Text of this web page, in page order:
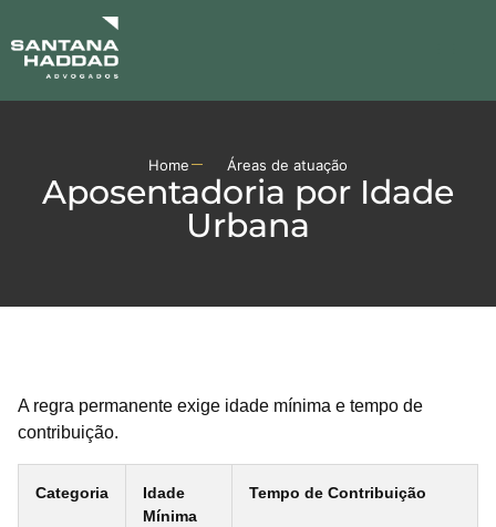
Home Áreas de atuação
Aposentadoria por Idade
Urbana
A regra permanente exige idade mínima e tempo de
contribuição.
Categoria
Idade
Mínima
Tempo de Contribuição